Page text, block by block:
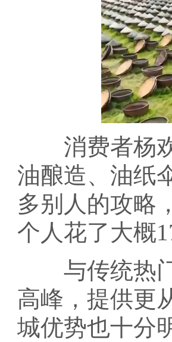
消费者杨欢
油酿造、油纸
多别人的攻略
个人花了大概
与传统热门
高峰，提供更
城优势也十分